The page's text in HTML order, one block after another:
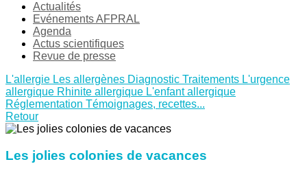
Actualités
Evénements AFPRAL
Agenda
Actus scientifiques
Revue de presse
L'allergie Les allergènes Diagnostic Traitements L'urgence
allergique Rhinite allergique L'enfant allergique
Réglementation Témoignages, recettes...
Retour
Les jolies colonies de vacances